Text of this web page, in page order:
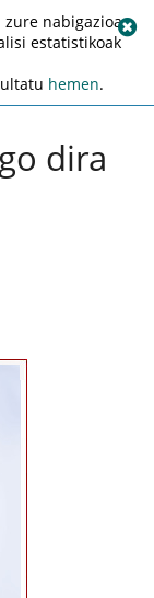
dira
nabigazioa
estatistikoak
hemen.